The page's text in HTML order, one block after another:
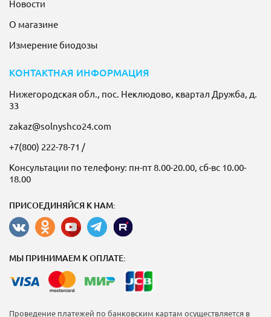
Новости
О магазине
Измерение биодозы
КОНТАКТНАЯ ИНФОРМАЦИЯ
Нижегородская обл., пос. Неклюдово, квартал Дружба, д.
33
zakaz@solnyshco24.com
+7(800) 222-78-71 /
Консультации по телефону: пн-пт 8.00-20.00, сб-вс 10.00-
18.00
ПРИСОЕДИНЯЙСЯ К НАМ:
МЫ ПРИНИМАЕМ К ОПЛАТЕ:
Проведение платежей по банковским картам осуществляется в